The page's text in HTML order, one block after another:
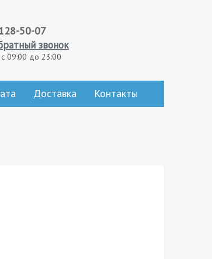
50-07
звонок
09:00 до 23:00
Доставка Контакты